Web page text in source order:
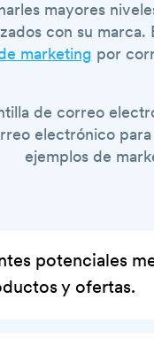
mayores
con su
marketing por
de correo
electrónico
ejemplos de
potenciales
y ofertas.